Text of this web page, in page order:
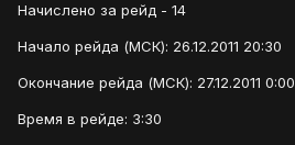
Начислено за рейд - 14
Начало рейда (МСК): 26.12.2011 20:30
Окончание рейда (МСК): 27.12.2011 0:00
Время в рейде: 3:30